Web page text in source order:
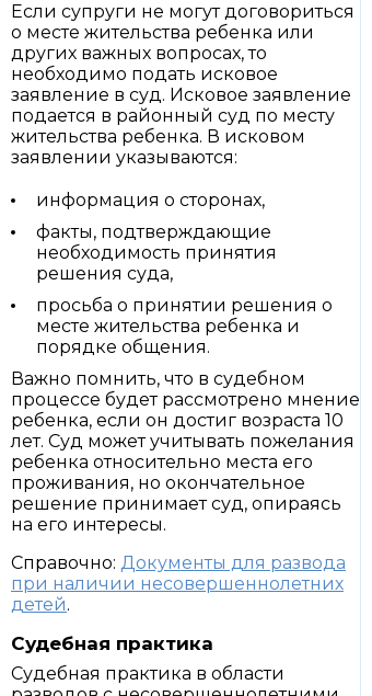
Если супруги не могут договориться
о месте жительства ребенка или
других важных вопросах, то
необходимо подать исковое
заявление в суд. Исковое заявление
подается в районный суд по месту
жительства ребенка. В исковом
заявлении указываются:
информация о сторонах,
факты, подтверждающие
необходимость принятия
решения суда,
просьба о принятии решения о
месте жительства ребенка и
порядке общения.
Важно помнить, что в судебном
процессе будет рассмотрено мнение
ребенка, если он достиг возраста 10
лет. Суд может учитывать пожелания
ребенка относительно места его
проживания, но окончательное
решение принимает суд, опираясь
на его интересы.
Справочно: Документы для развода
при наличии несовершеннолетних
детей.
Судебная практика
Судебная практика в области